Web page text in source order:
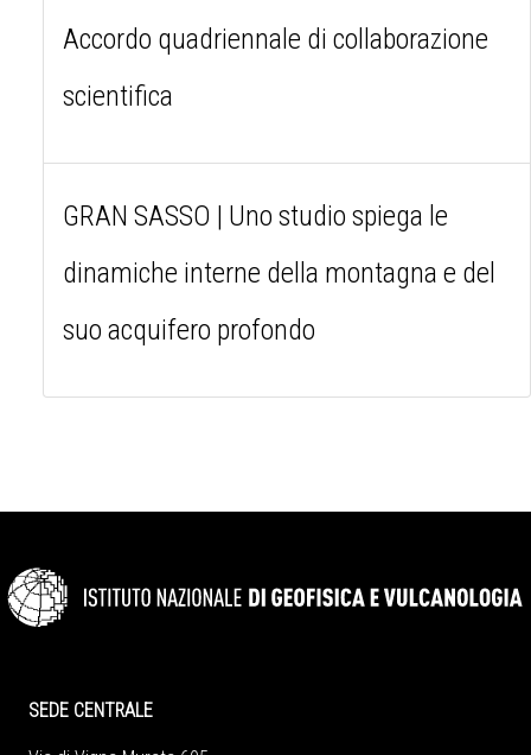
Accordo quadriennale di collaborazione
scientifica
GRAN SASSO | Uno studio spiega le
dinamiche interne della montagna e del
suo acquifero profondo
SEDE CENTRALE